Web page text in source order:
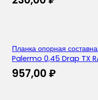
Планка опорная
Palermo 0,45 Drap TX
957,00 ₽